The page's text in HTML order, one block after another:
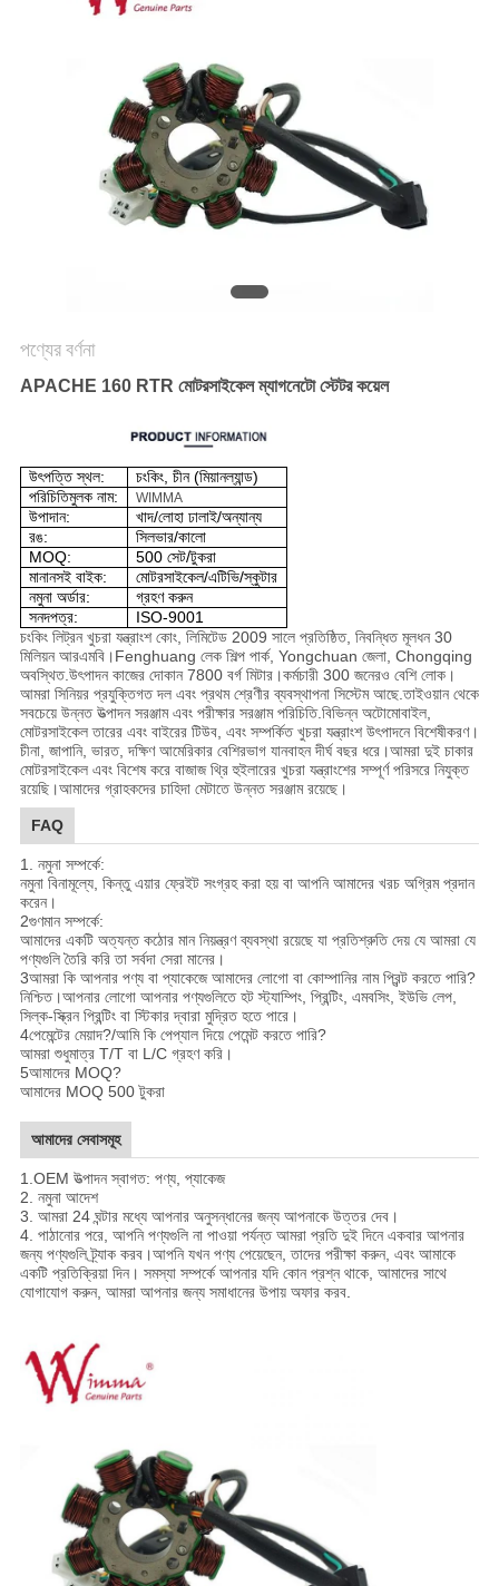
সাইটম্যাপ
পণ্যের বর্ণনা
APACHE 160 RTR মোটরসাইকেল ম্যাগনেটো স্টেটর কয়েল
উৎপত্তি স্থল:
চংকিং, চীন (মিয়ানল্যান্ড)
পরিচিতিমুলক নাম:
WIMMA
উপাদান:
খাদ/লোহা ঢালাই/অন্যান্য
রঙ:
সিলভার/কালো
MOQ:
500 সেট/টুকরা
মানানসই বাইক:
মোটরসাইকেল/এটিভি/স্কুটার
নমুনা অর্ডার:
গ্রহণ করুন
সনদপত্র:
ISO-9001
চংকিং লিট্রন খুচরা যন্ত্রাংশ কোং, লিমিটেড 2009 সালে প্রতিষ্ঠিত, নিবন্ধিত মূলধন 30
মিলিয়ন আরএমবি।Fenghuang লেক শিল্প পার্ক, Yongchuan জেলা, Chongqing
অবস্থিত.উৎপাদন কাজের দোকান 7800 বর্গ মিটার।কর্মচারী 300 জনেরও বেশি লোক।
আমরা সিনিয়র প্রযুক্তিগত দল এবং প্রথম শ্রেণীর ব্যবস্থাপনা সিস্টেম আছে.তাইওয়ান থেকে
সবচেয়ে উন্নত উত্পাদন সরঞ্জাম এবং পরীক্ষার সরঞ্জাম পরিচিতি.বিভিন্ন অটোমোবাইল,
মোটরসাইকেল তারের এবং বাইরের টিউব, এবং সম্পর্কিত খুচরা যন্ত্রাংশ উৎপাদনে বিশেষীকরণ।
চীনা, জাপানি, ভারত, দক্ষিণ আমেরিকার বেশিরভাগ যানবাহন দীর্ঘ বছর ধরে।আমরা দুই চাকার
মোটরসাইকেল এবং বিশেষ করে বাজাজ থ্রি হুইলারের খুচরা যন্ত্রাংশের সম্পূর্ণ পরিসরে নিযুক্ত
রয়েছি।আমাদের গ্রাহকদের চাহিদা মেটাতে উন্নত সরঞ্জাম রয়েছে।
FAQ
1. নমুনা সম্পর্কে:
নমুনা বিনামূল্যে, কিন্তু এয়ার ফ্রেইট সংগ্রহ করা হয় বা আপনি আমাদের খরচ অগ্রিম প্রদান
করেন।
2গুণমান সম্পর্কে:
আমাদের একটি অত্যন্ত কঠোর মান নিয়ন্ত্রণ ব্যবস্থা রয়েছে যা প্রতিশ্রুতি দেয় যে আমরা যে
পণ্যগুলি তৈরি করি তা সর্বদা সেরা মানের।
3আমরা কি আপনার পণ্য বা প্যাকেজে আমাদের লোগো বা কোম্পানির নাম প্রিন্ট করতে পারি?
নিশ্চিত।আপনার লোগো আপনার পণ্যগুলিতে হট স্ট্যাম্পিং, প্রিন্টিং, এমবসিং, ইউভি লেপ,
সিল্ক-স্ক্রিন প্রিন্টিং বা স্টিকার দ্বারা মুদ্রিত হতে পারে।
4পেমেন্টের মেয়াদ?/আমি কি পেপ্যাল ​​দিয়ে পেমেন্ট করতে পারি?
আমরা শুধুমাত্র T/T বা L/C গ্রহণ করি।
5আমাদের MOQ?
আমাদের MOQ 500 টুকরা
আমাদের সেবাসমূহ
1. OEM উত্পাদন স্বাগত: পণ্য, প্যাকেজ
2. নমুনা আদেশ
3. আমরা 24 ঘন্টার মধ্যে আপনার অনুসন্ধানের জন্য আপনাকে উত্তর দেব।
4. পাঠানোর পরে, আপনি পণ্যগুলি না পাওয়া পর্যন্ত আমরা প্রতি দুই দিনে একবার আপনার
জন্য পণ্যগুলি ট্র্যাক করব।আপনি যখন পণ্য পেয়েছেন, তাদের পরীক্ষা করুন, এবং আমাকে
একটি প্রতিক্রিয়া দিন। সমস্যা সম্পর্কে আপনার যদি কোন প্রশ্ন থাকে, আমাদের সাথে
যোগাযোগ করুন, আমরা আপনার জন্য সমাধানের উপায় অফার করব.